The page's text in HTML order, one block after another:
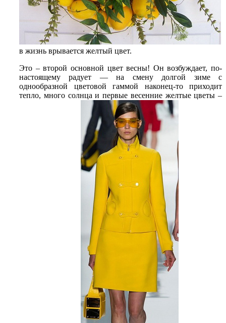
в жизнь врывается желтый цвет.
Это – второй основной цвет весны! Он возбуждает, по-
настоящему радует — на смену долгой зиме с
однообразной цветовой гаммой наконец-то приходит
тепло, много солнца и первые весенние желтые цветы –